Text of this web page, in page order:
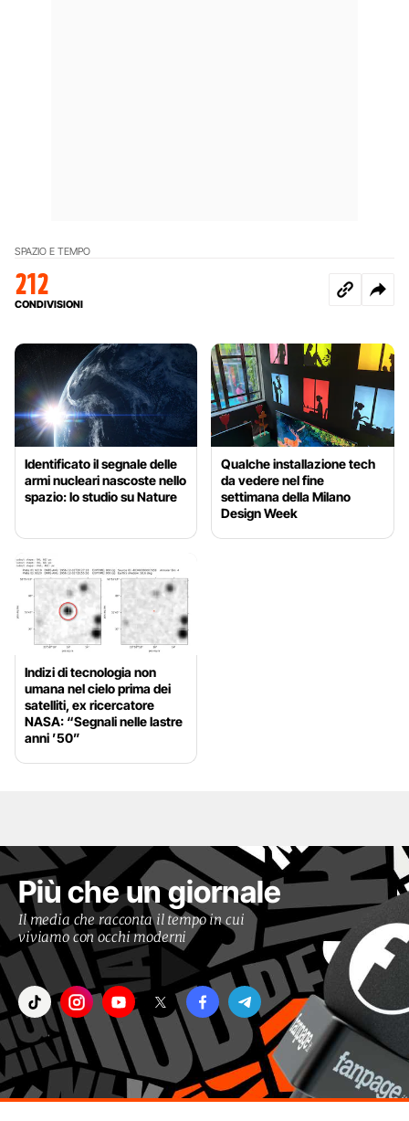
SPAZIO E TEMPO
212
CONDIVISIONI
Identificato il segnale delle
armi nucleari nascoste nello
spazio: lo studio su Nature
Qualche installazione tech
da vedere nel fine
settimana della Milano
Design Week
Indizi di tecnologia non
umana nel cielo prima dei
satelliti, ex ricercatore
NASA: “Segnali nelle lastre
anni ’50”
Più che un giornale
Il media che racconta il tempo in cui
viviamo con occhi moderni